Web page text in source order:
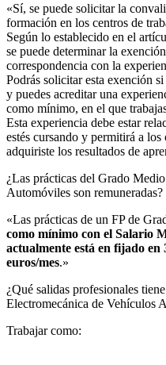
«Sí, se puede solicitar la
formación en los centros de
Según lo establecido en el
se puede determinar la
correspondencia con la
Podrás solicitar esta exención
y puedes acreditar una
como mínimo, en el que
Esta experiencia debe estar
estés cursando y permitirá a
adquiriste los resultados de
¿Las prácticas del Grado
Automóviles son remuneradas?​
«Las prácticas de un FP de
como mínimo con el Salario
actualmente está en fijado en
euros/mes.»
¿Qué salidas profesionales
Electromecánica de Vehículos
Trabajar como: